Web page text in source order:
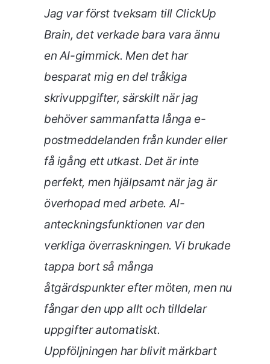
Jag var först tveksam till ClickUp
Brain, det verkade bara vara ännu
en AI-gimmick. Men det har
besparat mig en del tråkiga
skrivuppgifter, särskilt när jag
behöver sammanfatta långa e-
postmeddelanden från kunder eller
få igång ett utkast. Det är inte
perfekt, men hjälpsamt när jag är
överhopad med arbete. AI-
anteckningsfunktionen var den
verkliga överraskningen. Vi brukade
tappa bort så många
åtgärdspunkter efter möten, men nu
fångar den upp allt och tilldelar
uppgifter automatiskt.
Uppföljningen har blivit märkbart